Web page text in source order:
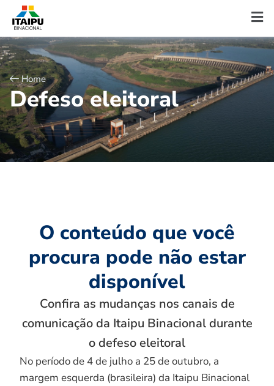
Home
Defeso eleitoral
O conteúdo que você
procura pode não estar
disponível
Confira as mudanças nos canais de
comunicação da Itaipu Binacional durante
o defeso eleitoral
No período de 4 de julho a 25 de outubro, a
margem esquerda (brasileira) da Itaipu Binacional